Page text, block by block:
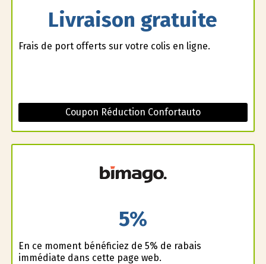
Livraison gratuite
Frais de port offerts sur votre colis en ligne.
Coupon Réduction Confortauto
5%
En ce moment bénéficiez de 5% de rabais
immédiate dans cette page web.